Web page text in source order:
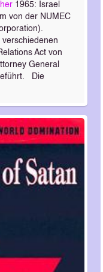
1965: Israel
von der NUMEC
Act von
General
Die